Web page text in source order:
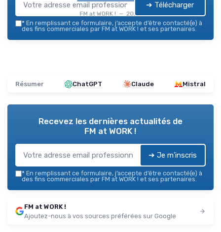
FM at WORK ! — 2026
➔ Télécharger
* En remplissant ce formulaire, j’accepte d’être contacté(e) à
des fins commerciales par FM at WORK ! et ses partenaires.
Résumer ChatGPT Claude Mistral
Recevez les dernières actualités de
FM at WORK !
➔ Je m'inscris
* En remplissant ce formulaire, j’accepte d’être contacté(e) à
des fins commerciales par FM at WORK ! et ses partenaires.
FM at WORK !
Ajoutez-nous à vos sources préférées sur Google